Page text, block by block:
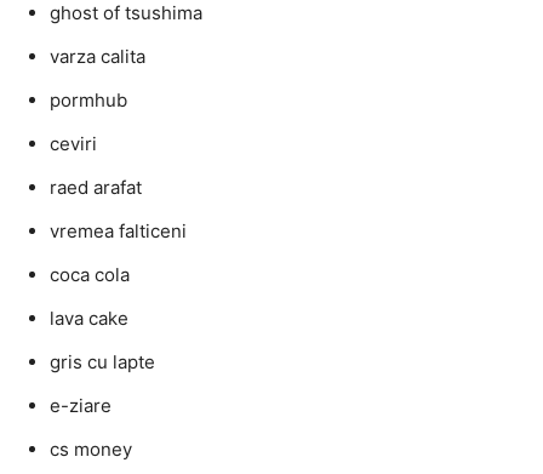
ghost of tsushima
varza calita
pormhub
ceviri
raed arafat
vremea falticeni
coca cola
lava cake
gris cu lapte
e-ziare
cs money